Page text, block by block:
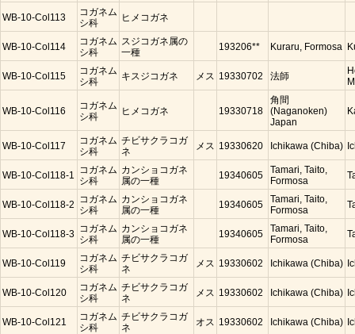
WB-10-Col113
コガネム
シ科
ヒメコガネ
WB-10-Col114
コガネム
シ科
スジコガネ属の
一種
193206** Kuraru, Formosa
WB-10-Col115
コガネム
シ科
キスジコガネ メス 19330702 法師
WB-10-Col116
コガネム
シ科
ヒメコガネ 19330718
角間
(Naganoken)
Japan
WB-10-Col117
コガネム
シ科
チビサクラコガ
ネ
メス 19330620 Ichikawa (Chiba)
WB-10-Col118-1 コガネム
シ科
カンショコガネ
属の一種
19340605
Tamari, Taito,
Formosa
WB-10-Col118-2 コガネム
シ科
カンショコガネ
属の一種
19340605
Tamari, Taito,
Formosa
WB-10-Col118-3 コガネム
シ科
カンショコガネ
属の一種
19340605
Tamari, Taito,
Formosa
WB-10-Col119
コガネム
シ科
チビサクラコガ
ネ
メス 19330602 Ichikawa (Chiba)
WB-10-Col120
コガネム
シ科
チビサクラコガ
ネ
メス 19330602 Ichikawa (Chiba)
WB-10-Col121
コガネム
シ科
チビサクラコガ
ネ
オス 19330602 Ichikawa (Chiba)